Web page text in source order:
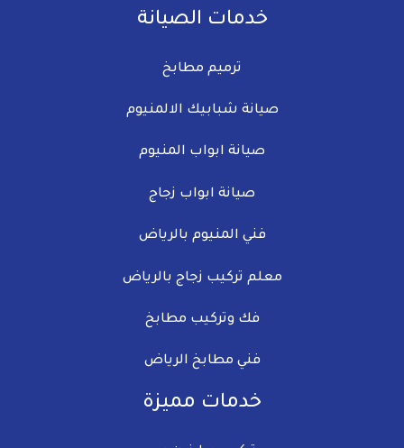
خدمات الصيانة
ترميم مطابخ
صيانة شبابيك الالمنيوم​
صيانة ابواب المنيوم
صيانة ابواب زجاج​
فني المنيوم بالرياض
معلم تركيب زجاج​ بالرياض
فك وتركيب مطابخ
فني مطابخ الرياض
خدمات مميزة